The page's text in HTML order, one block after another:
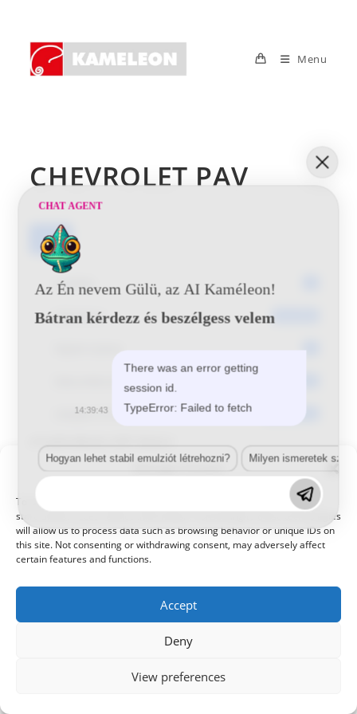
To provide the best experiences, we use technologies like cookies to
store and/or access device information. Consenting to these technologies
will allow us to process data such as browsing behavior or unique IDs on
this site. Not consenting or withdrawing consent, may adversely affect
certain features and functions.
Accept
Deny
View preferences
content
Menu
CHEVROLET PAV
Letöltés
Letöltés
Fájlméret
Fájlok Száma
Utoljára frissített
CHEVROLET PAV
© 2021 Kaméleon Hungary Kft. Minden jog fenntartva. All rights
reserved.
CHAT AGENT
Az Én nevem Gülü, az AI Kaméleon!
Bátran kérdezz és beszélgess velem
There was an error getting
session id.
TypeError: Failed to fetch
14:39:43
Hogyan lehet stabil emulziót létrehozni? Milyen ismeretek